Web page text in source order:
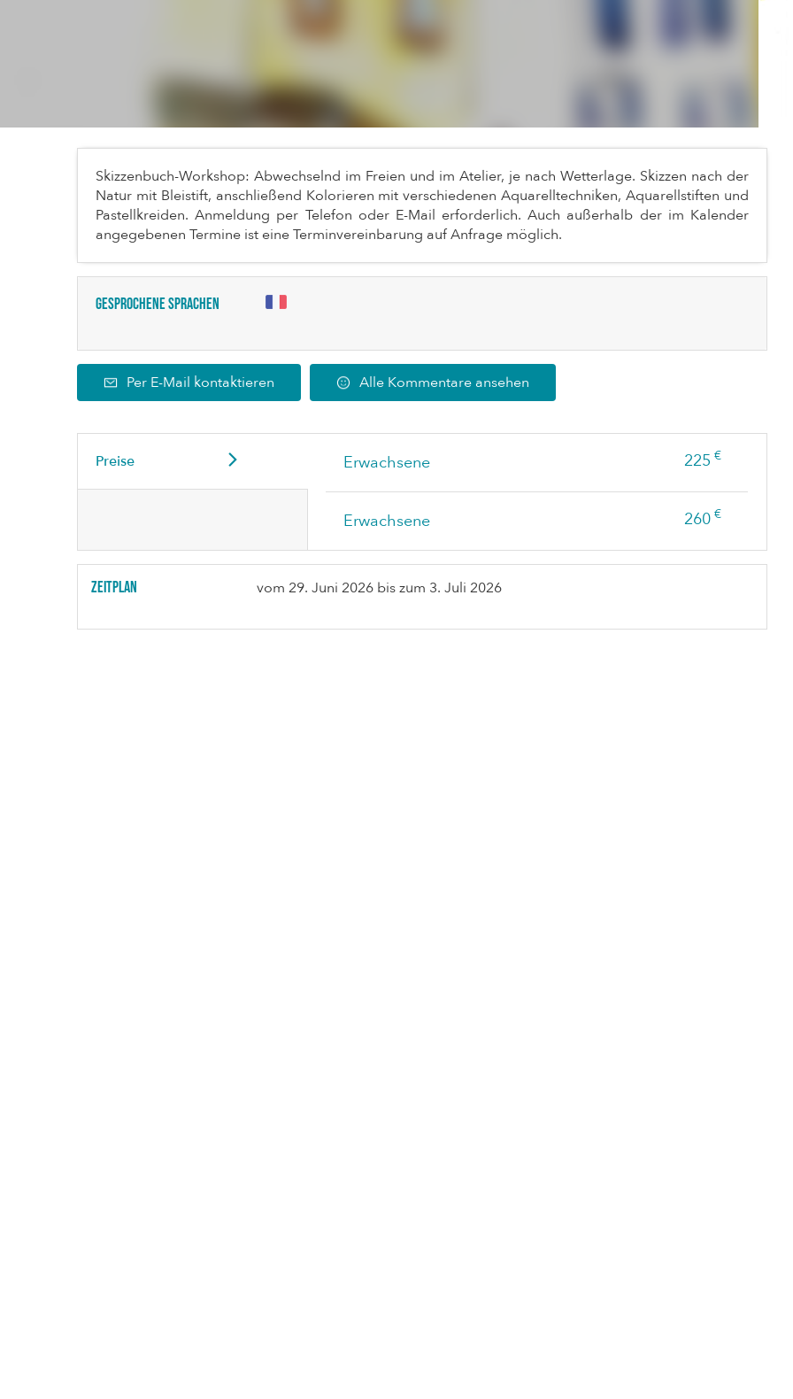
Skizzenbuch-Workshop: Abwechselnd im Freien und im Atelier, je nach Wetterlage. Skizzen nach der
Natur mit Bleistift, anschließend Kolorieren mit verschiedenen Aquarelltechniken, Aquarellstiften und
Pastellkreiden. Anmeldung per Telefon oder E-Mail erforderlich. Auch außerhalb der im Kalender
angegebenen Termine ist eine Terminvereinbarung auf Anfrage möglich.
Gesprochene Sprachen
Per E-Mail kontaktieren Alle Kommentare ansehen
Preise Erwachsene 225 €
Erwachsene 260 €
Zeitplan vom 29. Juni 2026 bis zum 3. Juli 2026